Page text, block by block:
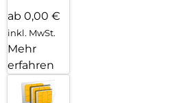
ab 0,00 €
inkl. MwSt.
Mehr
erfahren